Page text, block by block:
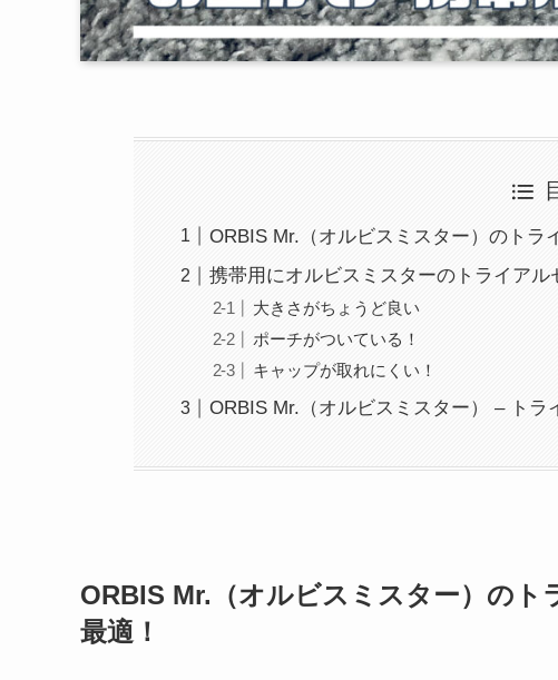
ORBIS Mr.（オルビスミスター）のトラ
携帯用にオルビスミスターのトライア
大きさがちょうど良い
ポーチがついている！
キャップが取れにくい！
ORBIS Mr.（オルビスミスター） – トラ
ORBIS Mr.（オルビスミスター）の
最適！